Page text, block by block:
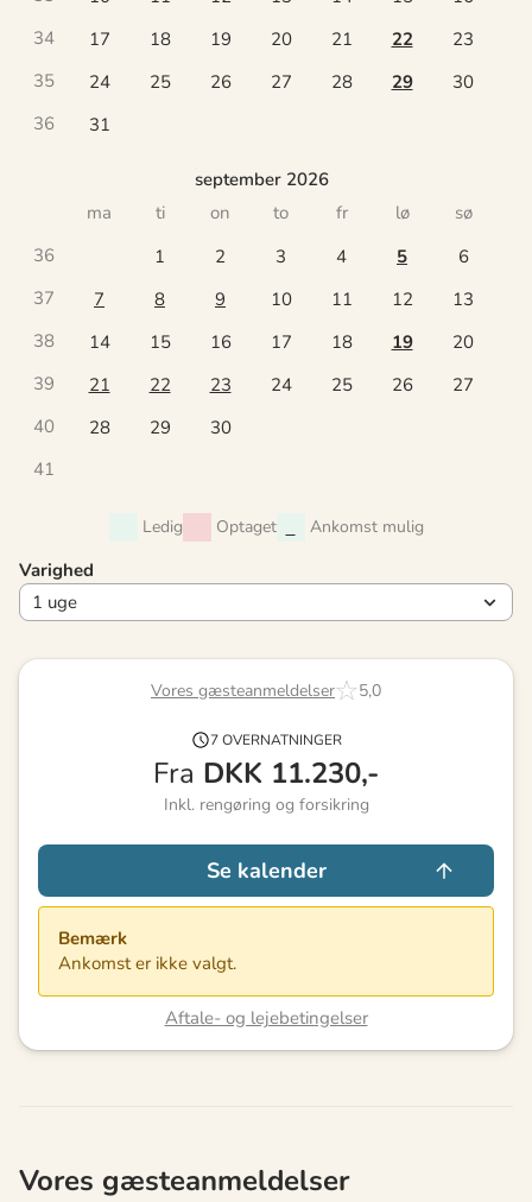
34
17 18 19 20 21 22
23
35
24 25 26 27 28 29
30
36
31
september 2026
ma
ti on to fr lø
sø
36
1 2 3 4 5
6
37
7 8 9 10 11 12
13
38
14 15 16 17 18 19
20
39
21 22 23 24 25 26
27
40
28 29
30
41
Ledig Optaget Ankomst mulig
Varighed
Vores gæsteanmeldelser 5,0
7 OVERNATNINGER
Fra DKK 11.230,-
Inkl. rengøring og forsikring
Se kalender
Bemærk
Ankomst er ikke valgt.
Aftale- og lejebetingelser
Vores gæsteanmeldelser